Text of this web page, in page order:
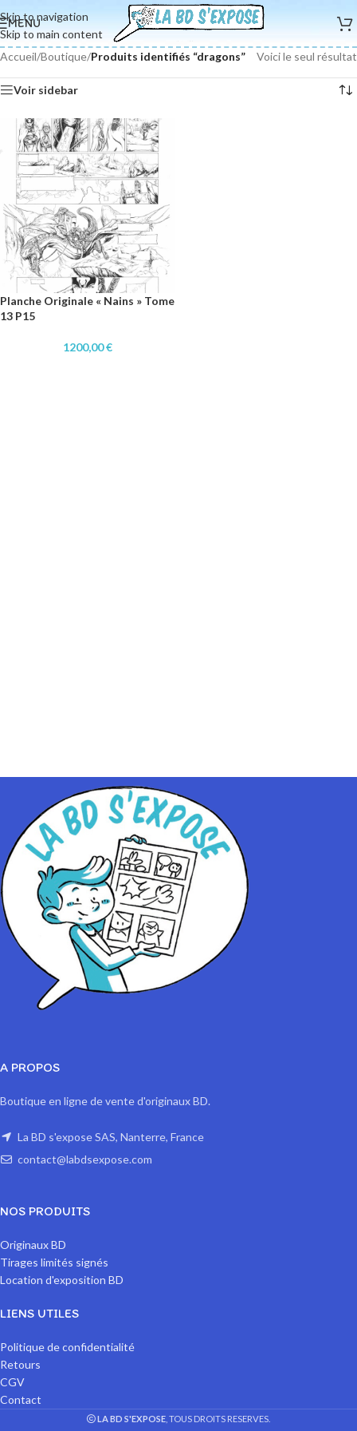
Skip to navigation
Skip to main content
MENU
Accueil/Boutique/Produits identifiés “dragons” Voici le seul résultat
Voir sidebar
Planche Originale « Nains » Tome
13 P15
1200,00€
A PROPOS
Boutique en ligne de vente d'originaux BD.
La BD s'expose SAS, Nanterre, France
contact@labdsexpose.com
NOS PRODUITS
Originaux BD
Tirages limités signés
Location d'exposition BD
LIENS UTILES
Politique de confidentialité
Retours
CGV
Contact
LA BD S'EXPOSE , TOUS DROITS RESERVES.